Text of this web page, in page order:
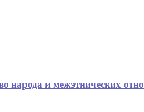
народа и межэтнических